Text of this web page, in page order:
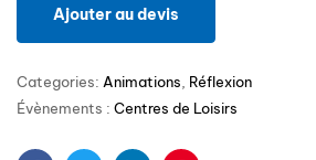
Ajouter au devis
Categories: Animations Réflexion
Évènements : Centres de Loisirs